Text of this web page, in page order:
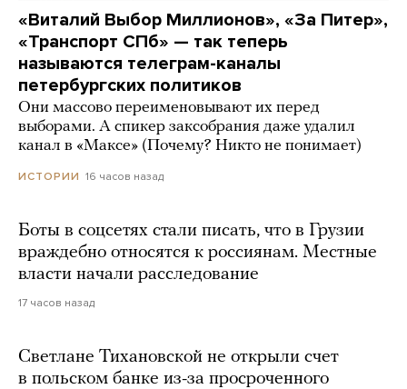
«Виталий Выбор Миллионов», «За Питер»,
«Транспорт СПб» — так теперь
называются телеграм-каналы
петербургских политиков
Они массово переименовывают их перед
выборами. А спикер заксобрания даже удалил
канал в «Максе» (Почему? Никто не понимает)
ИСТОРИИ 16 часов назад
Боты в соцсетях стали писать, что в Грузии
враждебно относятся к россиянам. Местные
власти начали расследование
17 часов назад
Светлане Тихановской не открыли счет
в польском банке из-за просроченного